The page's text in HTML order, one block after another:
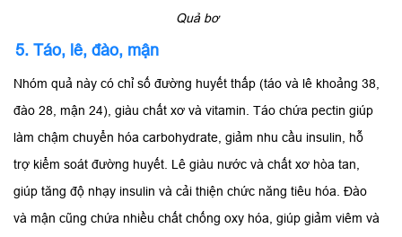
Quả bơ
5. Táo, lê, đào, mận
Nhóm quả này có chỉ số đường huyết thấp (táo và lê khoảng 38,
đào 28, mận 24), giàu chất xơ và vitamin. Táo chứa pectin giúp
làm chậm chuyển hóa carbohydrate, giảm nhu cầu insulin, hỗ
trợ kiểm soát đường huyết. Lê giàu nước và chất xơ hòa tan,
giúp tăng độ nhạy insulin và cải thiện chức năng tiêu hóa. Đào
và mận cũng chứa nhiều chất chống oxy hóa, giúp giảm viêm và